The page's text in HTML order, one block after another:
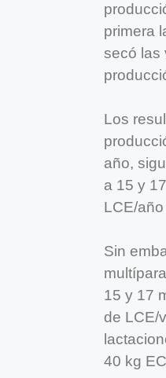
primera
secó las
Los
año,
a 15 y
LCE/
Sin
15 y 17
de LCE/
40 kg